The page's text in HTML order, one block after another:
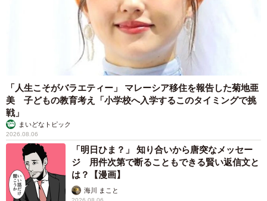
「人生こそがバラエティー」 マレーシア移住を報告した菊地亜
美 子どもの教育考え「小学校へ入学するこのタイミングで挑
戦」
まいどなトピック
2026.08.06
「明日ひま？」 知り合いから唐突なメッセー
ジ 用件次第で断ることもできる賢い返信文と
は？【漫画】
海川 まこと